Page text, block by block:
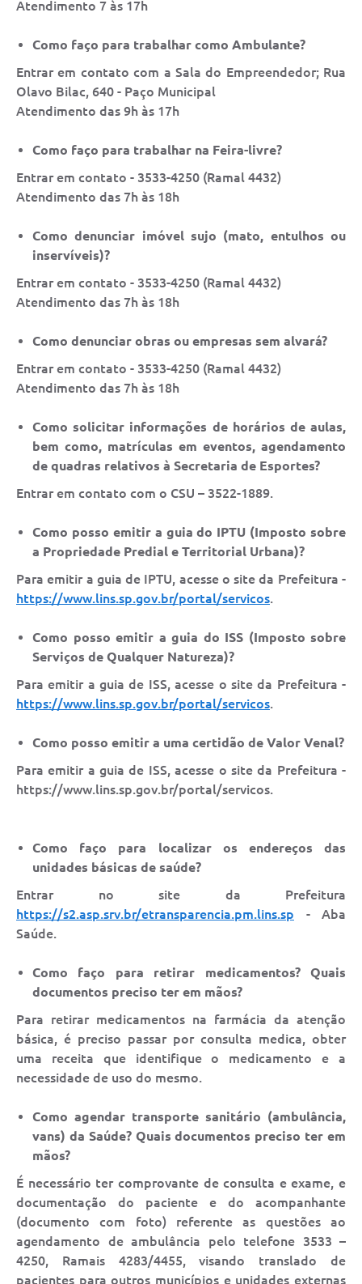
Atendimento 7 às 17h
Como faço para trabalhar como Ambulante?
Entrar em contato com a Sala do Empreendedor; Rua
Olavo Bilac, 640 - Paço Municipal
Atendimento das 9h às 17h
Como faço para trabalhar na Feira-livre?
Entrar em contato - 3533-4250 (Ramal 4432)
Atendimento das 7h às 18h
Como denunciar imóvel sujo (mato, entulhos ou
inservíveis)?
Entrar em contato - 3533-4250 (Ramal 4432)
Atendimento das 7h às 18h
Como denunciar obras ou empresas sem alvará?
Entrar em contato - 3533-4250 (Ramal 4432)
Atendimento das 7h às 18h
Como solicitar informações de horários de aulas,
bem como, matrículas em eventos, agendamento
de quadras relativos à Secretaria de Esportes?
Entrar em contato com o CSU – 3522-1889.
Como posso emitir a guia do IPTU (Imposto sobre
a Propriedade Predial e Territorial Urbana)?
Para emitir a guia de IPTU, acesse o site da Prefeitura -
https://www.lins.sp.gov.br/portal/servicos.
Como posso emitir a guia do ISS (Imposto sobre
Serviços de Qualquer Natureza)?
Para emitir a guia de ISS, acesse o site da Prefeitura -
https://www.lins.sp.gov.br/portal/servicos.
Como posso emitir a uma certidão de Valor Venal?
Para emitir a guia de ISS, acesse o site da Prefeitura -
https://www.lins.sp.gov.br/portal/servicos.
Como faço para localizar os endereços das
unidades básicas de saúde?
Entrar no site da Prefeitura
https://s2.asp.srv.br/etransparencia.pm.lins.sp - Aba
Saúde.
Como faço para retirar medicamentos? Quais
documentos preciso ter em mãos?
Para retirar medicamentos na farmácia da atenção
básica, é preciso passar por consulta medica, obter
uma receita que identifique o medicamento e a
necessidade de uso do mesmo.
Como agendar transporte sanitário (ambulância,
vans) da Saúde? Quais documentos preciso ter em
mãos?
É necessário ter comprovante de consulta e exame, e
documentação do paciente e do acompanhante
(documento com foto) referente as questões ao
agendamento de ambulância pelo telefone 3533 –
4250, Ramais 4283/4455, visando translado de
pacientes para outros municípios e unidades externas